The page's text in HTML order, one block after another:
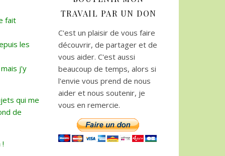
fait
les
j’y
qui me
de
TRAVAIL PAR UN DON
C'est un plaisir de vous faire
découvrir, de partager et de
vous aider. C'est aussi
beaucoup de temps, alors si
l'envie vous prend de nous
aider et nous soutenir, je
vous en remercie.